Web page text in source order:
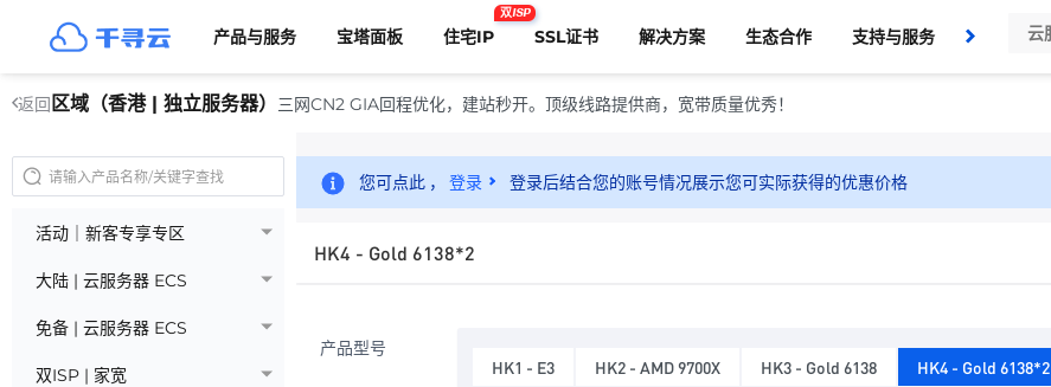
产品与服务 宝塔面板 住宅IP
双ISP
SSL证书 解决方案 生态合作 支持与服务
了解我们
返回 区域（香港 | 独立服务器） 三网CN2 GIA回程优化，建站秒开。顶级线路提供商，宽带质量优秀！
活动｜新客专享专区
大陆 | 云服务器 ECS
免备 | 云服务器 ECS
双ISP | 家宽
您可点此 ， 登录 登录后结合您的账号情况展示您可实际获得的优惠价格
HK4 - Gold 6138*2
产品型号
HK1 - E3
HK2 - AMD 9700X HK3 - Gold 6138 HK4 - Gold 6138*2